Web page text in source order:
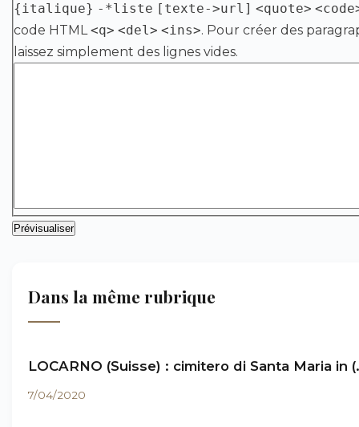
{italique} -*liste [texte->url] <quote>
code HTML<q> <del> <ins>. Pour créer des
laissez simplement des lignes vides.
Dans la même rubrique
LOCARNO (Suisse) : cimitero di Santa Maria in
7/04/2020